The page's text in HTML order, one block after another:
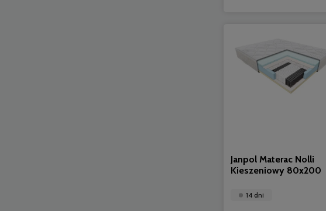
Janpol Materac Nolli
Kieszeniowy 80x200
14 dni